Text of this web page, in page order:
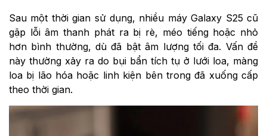
Sau một thời gian sử dụng, nhiều máy Galaxy S25 cũ
gặp lỗi âm thanh phát ra bị rè, méo tiếng hoặc nhỏ
hơn bình thường, dù đã bật âm lượng tối đa. Vấn đề
này thường xảy ra do bụi bẩn tích tụ ở lưới loa, màng
loa bị lão hóa hoặc linh kiện bên trong đã xuống cấp
theo thời gian.